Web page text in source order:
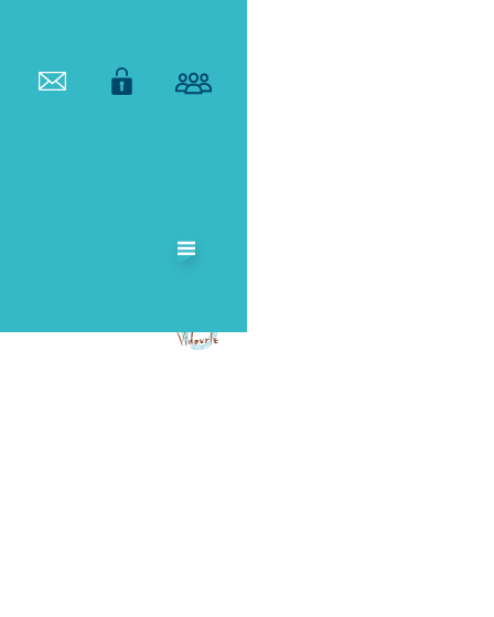
TERRITORIAL
DE BASSIN DU
VIDOURLE